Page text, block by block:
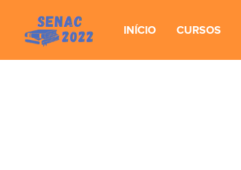
INÍCIO CURSOS